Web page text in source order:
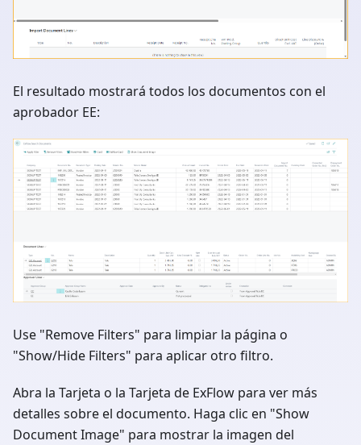
El resultado mostrará todos los documentos con el
aprobador EE:
Use "Remove Filters" para limpiar la página o
"Show/Hide Filters" para aplicar otro filtro.
Abra la Tarjeta o la Tarjeta de ExFlow para ver más
detalles sobre el documento. Haga clic en "Show
Document Image" para mostrar la imagen del